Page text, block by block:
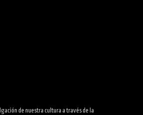
de nuestra cultura a través de la